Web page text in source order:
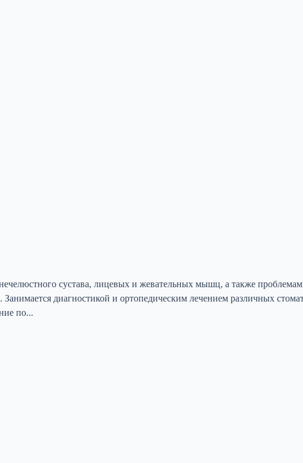
сустава, лицевых и жевательных мышц, а также
диагностикой и ортопедическим лечением различных
по...